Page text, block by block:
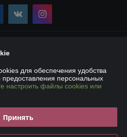
18 – 107Е
193190861
для обеспечения удобства
предоставления персональных
настроить файлы cookies или
Принять